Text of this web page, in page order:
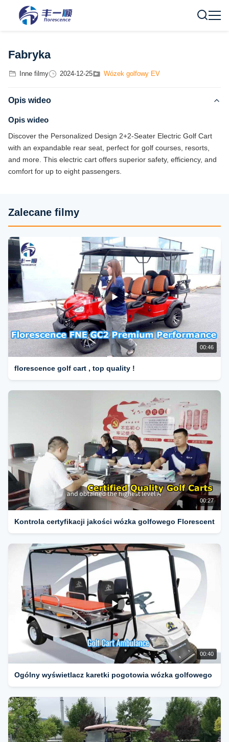
Fabryka
Inne filmy 2024-12-25 Wózek golfowy EV
Opis wideo
Opis wideo
Discover the Personalized Design 2+2-Seater Electric Golf Cart
with an expandable rear seat, perfect for golf courses, resorts,
and more. This electric cart offers superior safety, efficiency, and
comfort for up to eight passengers.
Zalecane filmy
00:46
florescence golf cart , top quality !
00:27
Kontrola certyfikacji jakości wózka golfowego Florescent
00:40
Ogólny wyświetlacz karetki pogotowia wózka golfowego